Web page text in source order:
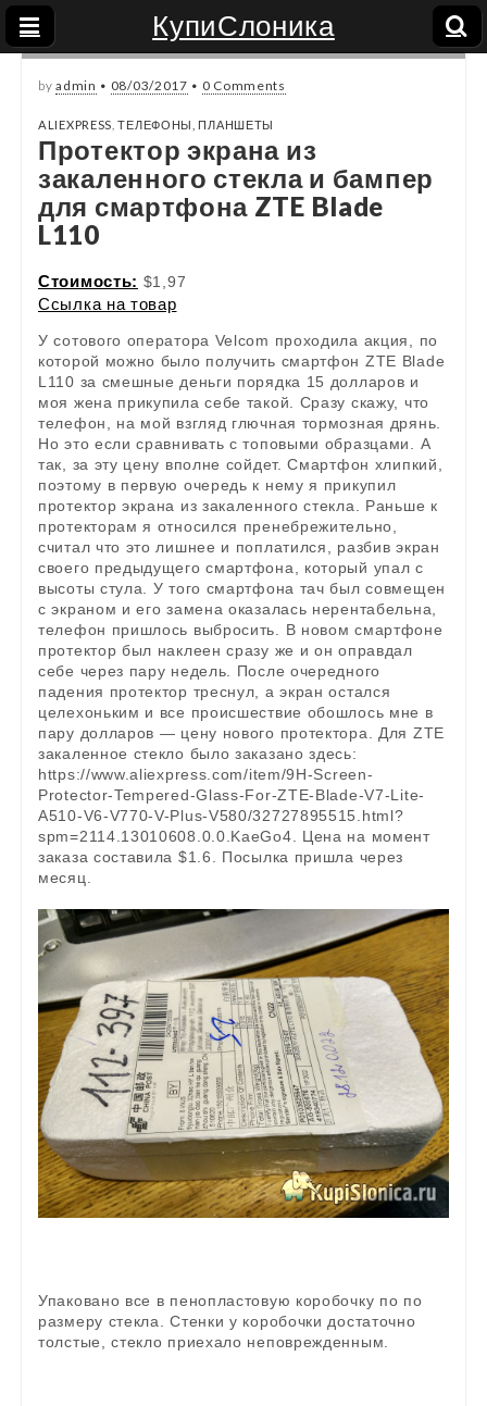
КупиСлоника
byadmin • 08/03/2017 • 0 Comments
ALIEXPRESS ,ТЕЛЕФОНЫ, ПЛАНШЕТЫ
Протектор экрана из
закаленного стекла и бампер
для смартфона ZTE Blade
L110
Стоимость: $1,97
Ссылка на товар
У сотового оператора Velcom проходила акция, по
которой можно было получить смартфон ZTE Blade
L110 за смешные деньги порядка 15 долларов и
моя жена прикупила себе такой. Сразу скажу, что
телефон, на мой взгляд глючная тормозная дрянь.
Но это если сравнивать с топовыми образцами. А
так, за эту цену вполне сойдет. Смартфон хлипкий,
поэтому в первую очередь к нему я прикупил
протектор экрана из закаленного стекла. Раньше к
протекторам я относился пренебрежительно,
считал что это лишнее и поплатился, разбив экран
своего предыдущего смартфона, который упал с
высоты стула. У того смартфона тач был совмещен
с экраном и его замена оказалась нерентабельна,
телефон пришлось выбросить. В новом смартфоне
протектор был наклеен сразу же и он оправдал
себе через пару недель. После очередного
падения протектор треснул, а экран остался
целехоньким и все происшествие обошлось мне в
пару долларов — цену нового протектора. Для ZTE
закаленное стекло было заказано здесь:
https://www.aliexpress.com/item/9H-Screen-
Protector-Tempered-Glass-For-ZTE-Blade-V7-Lite-
A510-V6-V770-V-Plus-V580/32727895515.html?
spm=2114.13010608.0.0.KaeGo4. Цена на момент
заказа составила $1.6. Посылка пришла через
месяц.
Упаковано все в пенопластовую коробочку по по
размеру стекла. Стенки у коробочки достаточно
толстые, стекло приехало неповрежденным.